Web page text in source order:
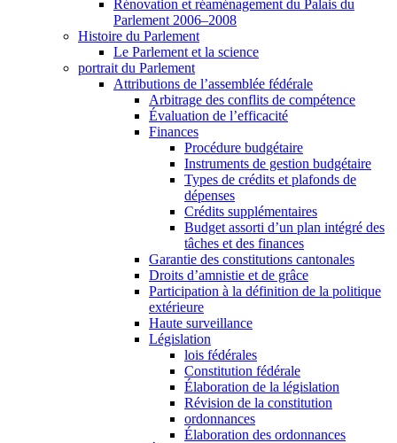
Rénovation et réaménagement du Palais du
Parlement 2006–2008
Histoire du Parlement
Le Parlement et la science
portrait du Parlement
Attributions de l’assemblée fédérale
Arbitrage des conflits de compétence
Évaluation de l’efficacité
Finances
Procédure budgétaire
Instruments de gestion budgétaire
Types de crédits et plafonds de
dépenses
Crédits supplémentaires
Budget assorti d’un plan intégré des
tâches et des finances
Garantie des constitutions cantonales
Droits d’amnistie et de grâce
Participation à la définition de la politique
extérieure
Haute surveillance
Législation
lois fédérales
Constitution fédérale
Élaboration de la législation
Révision de la constitution
ordonnances
Élaboration des ordonnances